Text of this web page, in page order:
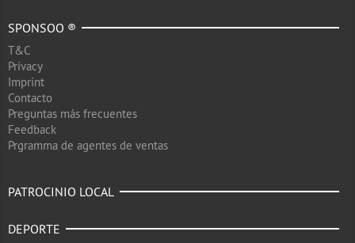
SPONSOO ®
T&C
Privacy
Imprint
Contacto
Preguntas más frecuentes
Feedback
Prgramma de agentes de ventas
PATROCINIO LOCAL
DEPORTE